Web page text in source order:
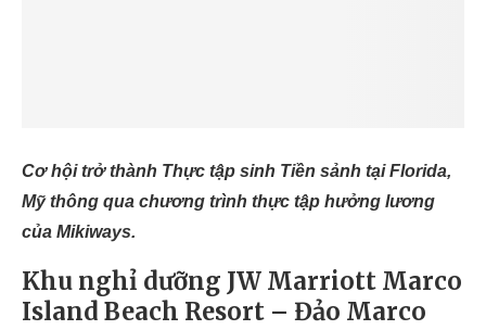
Cơ hội trở thành Thực tập sinh Tiền sảnh tại Florida,
Mỹ thông qua chương trình thực tập hưởng lương
của Mikiways.
Khu nghỉ dưỡng JW Marriott Marco
Island Beach Resort – Đảo Marco